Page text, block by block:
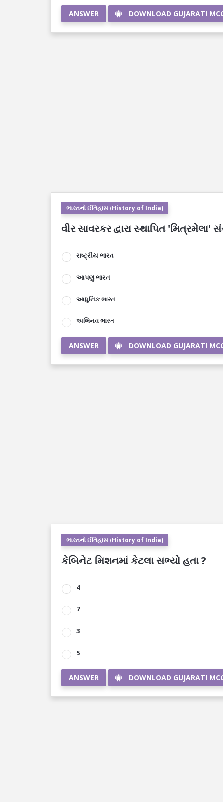
ANSWER DOWNLOAD GUJARATI
ભારતનો ઈતિહાસ (History of India)
વીર સાવરકર દ્વારા સ્થાપિત
રાષ્ટ્રીય ભારત
આપણું ભારત
આધુનિક ભારત
અભિનવ ભારત
ANSWER DOWNLOAD GUJARATI
ભારતનો ઈતિહાસ (History of India)
કેબિનેટ મિશનમાં કેટલા સભ્યો હતા ?
4
7
3
5
ANSWER DOWNLOAD GUJARATI